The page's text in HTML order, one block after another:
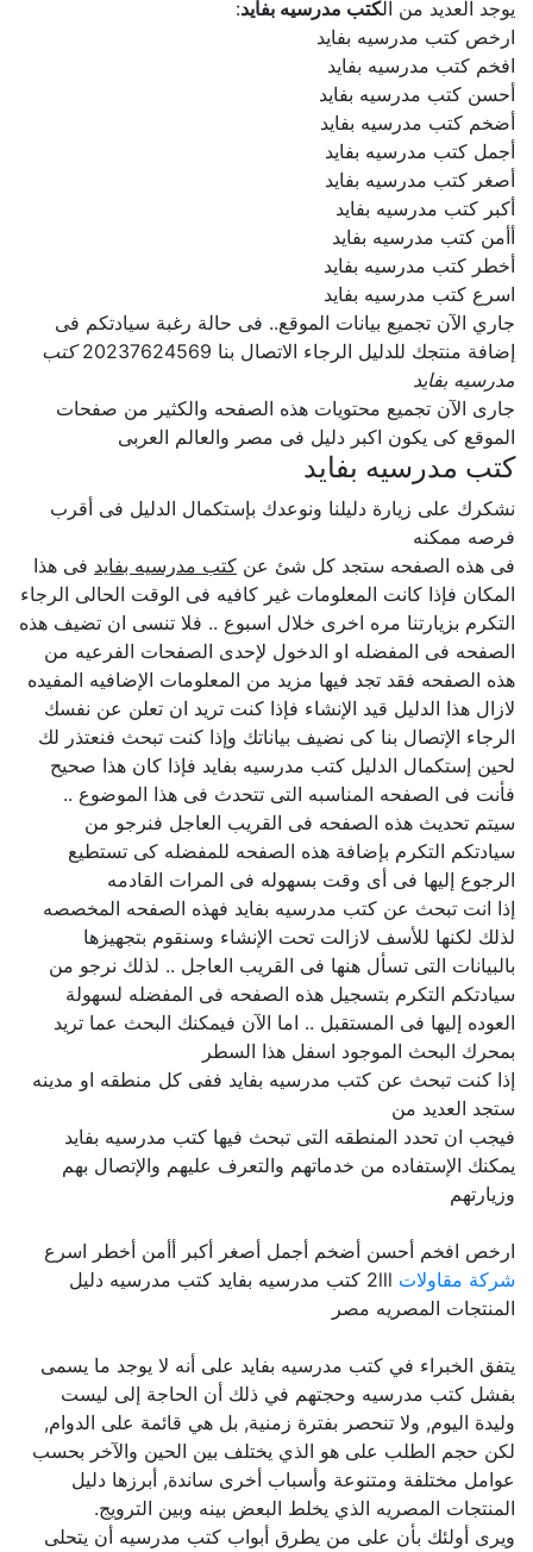
يوجد العديد من ال كتب مدرسيه بفايد:
ارخص كتب مدرسيه بفايد
افخم كتب مدرسيه بفايد
أحسن كتب مدرسيه بفايد
أضخم كتب مدرسيه بفايد
أجمل كتب مدرسيه بفايد
أصغر كتب مدرسيه بفايد
أكبر كتب مدرسيه بفايد
أأمن كتب مدرسيه بفايد
أخطر كتب مدرسيه بفايد
اسرع كتب مدرسيه بفايد
جاري الآن تجميع بيانات الموقع.. فى حالة رغبة سيادتكم فى
إضافة منتجك للدليل الرجاء الاتصال بنا 20237624569
كتب
مدرسيه بفايد
جارى الآن تجميع محتويات هذه الصفحه والكثير من صفحات
الموقع كى يكون اكبر دليل فى مصر والعالم العربى
كتب مدرسيه بفايد
نشكرك على زيارة دليلنا ونوعدك بإستكمال الدليل فى أقرب
فرصه ممكنه
فى هذه الصفحه ستجد كل شئ عنكتب مدرسيه بفايدفى هذا
المكان فإذا كانت المعلومات غير كافيه فى الوقت الحالى الرجاء
التكرم بزيارتنا مره اخرى خلال اسبوع .. فلا تنسى ان تضيف هذه
الصفحه فى المفضله او الدخول لإحدى الصفحات الفرعيه من
هذه الصفحه فقد تجد فيها مزيد من المعلومات الإضافيه المفيده
لازال هذا الدليل قيد الإنشاء فإذا كنت تريد ان تعلن عن نفسك
الرجاء الإتصال بنا كى نضيف بياناتك وإذا كنت تبحث فنعتذر لك
لحين إستكمال الدليل كتب مدرسيه بفايد فإذا كان هذا صحيح
فأنت فى الصفحه المناسبه التى تتحدث فى هذا الموضوع ..
سيتم تحديث هذه الصفحه فى القريب العاجل فنرجو من
سيادتكم التكرم بإضافة هذه الصفحه للمفضله كى تستطيع
الرجوع إليها فى أى وقت بسهوله فى المرات القادمه
إذا انت تبحث عن كتب مدرسيه بفايد فهذه الصفحه المخصصه
لذلك لكنها للأسف لازالت تحت الإنشاء وسنقوم بتجهيزها
بالبيانات التى تسأل هنها فى القريب العاجل .. لذلك نرجو من
سيادتكم التكرم بتسجيل هذه الصفحه فى المفضله لسهولة
العوده إليها فى المستقبل .. اما الآن فيمكنك البحث عما تريد
بمحرك البحث الموجود اسفل هذا السطر
إذا كنت تبحث عن كتب مدرسيه بفايد ففى كل منطقه او مدينه
ستجد العديد من
فيجب ان تحدد المنطقه التى تبحث فيها كتب مدرسيه بفايد
يمكنك الإستفاده من خدماتهم والتعرف عليهم والإتصال بهم
وزيارتهم
ارخص افخم أحسن أضخم أجمل أصغر أكبر أأمن أخطر اسرع
شركة مقاولات
2lll كتب مدرسيه بفايد كتب مدرسيه دليل
المنتجات المصريه مصر
يتفق الخبراء في كتب مدرسيه بفايد على أنه لا يوجد ما يسمى
بفشل كتب مدرسيه وحجتهم في ذلك أن الحاجة إلى ليست
وليدة اليوم, ولا تنحصر بفترة زمنية, بل هي قائمة على الدوام,
لكن حجم الطلب على هو الذي يختلف بين الحين والآخر بحسب
عوامل مختلفة ومتنوعة وأسباب أخرى ساندة, أبرزها دليل
المنتجات المصريه الذي يخلط البعض بينه وبين الترويج.
ويرى أولئك بأن على من يطرق أبواب كتب مدرسيه أن يتحلى